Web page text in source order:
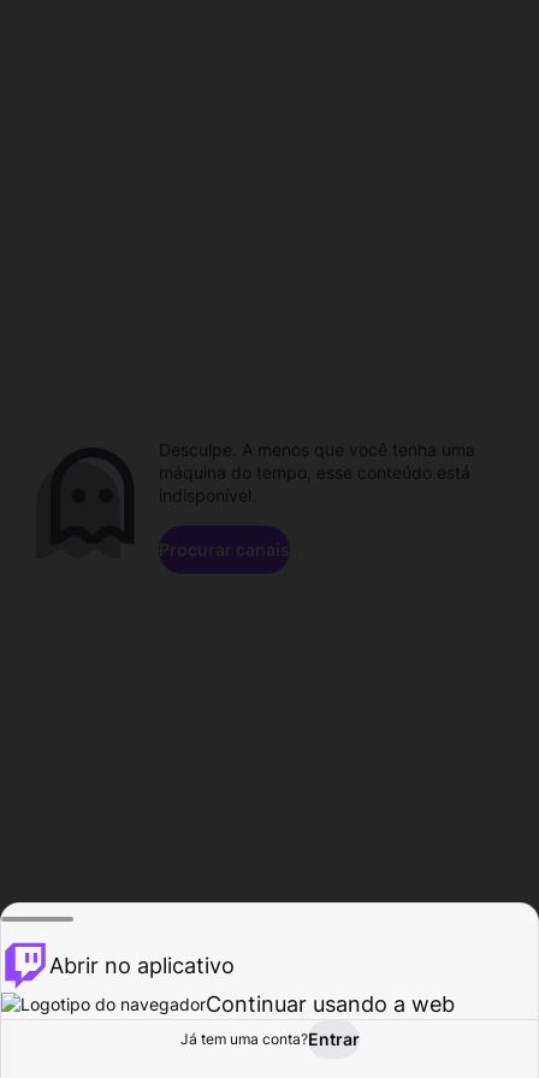
Procurar Atividade
Desculpe. A menos que você tenha uma
máquina do tempo, esse conteúdo está
indisponível.
Procurar canais
Abrir no aplicativo
Continuar usando a web
Já tem uma conta?Entrar